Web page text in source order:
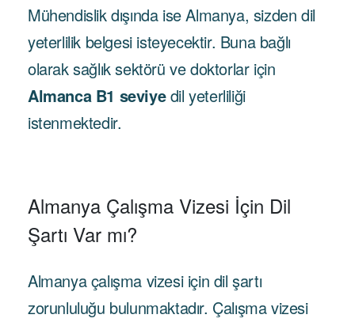
Mühendislik dışında ise Almanya, sizden dil
yeterlilik belgesi isteyecektir. Buna bağlı
olarak sağlık sektörü ve doktorlar için
Almanca B1 seviyedil yeterliliği
istenmektedir.
Almanya Çalışma Vizesi İçin Dil
Şartı Var mı?
Almanya çalışma vizesi için dil şartı
zorunluluğu bulunmaktadır. Çalışma vizesi